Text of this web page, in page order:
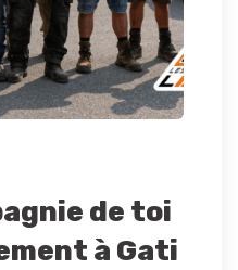
de toi
à Gati